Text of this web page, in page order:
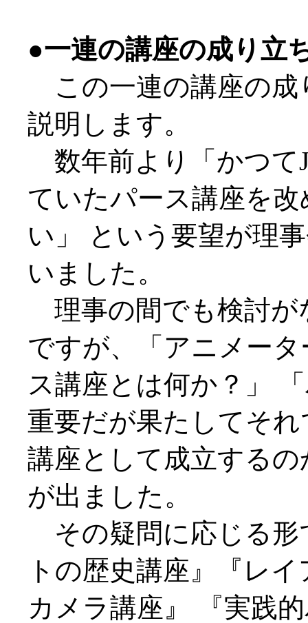
●一連の講座の成り立
この一連の講座の成
説明します。
数年前より「かつて
ていたパース講座を
い」 という要望が理
いました。
理事の間でも検討が
ですが、「アニメー
ス講座とは何か？」
重要だが果たしてそ
講座として成立する
が出ました。
その疑問に応じる形
トの歴史講座』『レ
カメラ講座』 『実践